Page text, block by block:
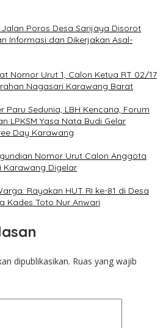
Poros Desa Sarijaya Disorot
Informasi dan Dikerjakan Asal-
Nomor Urut 1, Calon Ketua RT 02/17
Nagasari Karawang Barat
Paru Sedunia, LBH Kencana, Forum
LPKSM Yasa Nata Budi Gelar
Day Karawang
Nomor Urut Calon Anggota
Karawang Digelar
Rayakan HUT RI ke-81 di Desa
Kades Toto Nur Anwari
dipublikasikan. Ruas yang wajib